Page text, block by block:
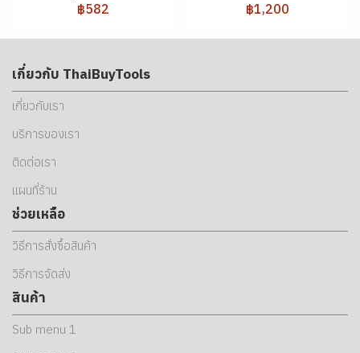
฿582
฿1,200
เกี่ยวกับ ThaiBuyTools
เกี่ยวกับเรา
บริการของเรา
ติดต่อเรา
แผนที่ร้าน
ช่วยเหลือ
วิธีการสั่งซื้อสินค้า
วิธีการจัดส่ง
สินค้า
Sub menu 1